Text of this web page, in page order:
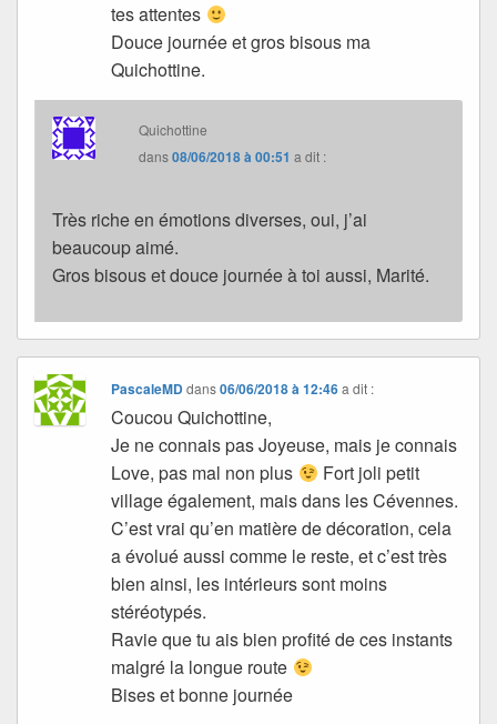
tes attentes
Douce journée et gros bisous ma
Quichottine.
Quichottine
dans08/06/2018 à 00:51 a dit :
Très riche en émotions diverses, oui, j’ai
beaucoup aimé.
Gros bisous et douce journée à toi aussi, Marité.
PascaleMDdans06/06/2018 à 12:46 a dit :
Coucou Quichottine,
Je ne connais pas Joyeuse, mais je connais
Love, pas mal non plus
Fort joli petit
village également, mais dans les Cévennes.
C’est vrai qu’en matière de décoration, cela
a évolué aussi comme le reste, et c’est très
bien ainsi, les intérieurs sont moins
stéréotypés.
Ravie que tu ais bien profité de ces instants
malgré la longue route
Bises et bonne journée